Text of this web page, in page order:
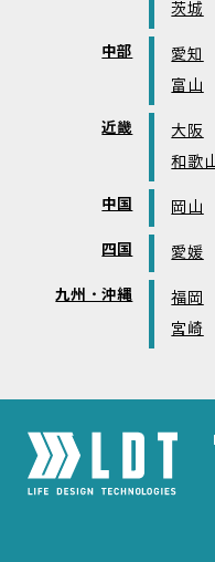
茨城
中部 愛知
富山
近畿 大阪
和歌
中国 岡山
四国 愛媛
九州・沖縄 福岡
宮崎